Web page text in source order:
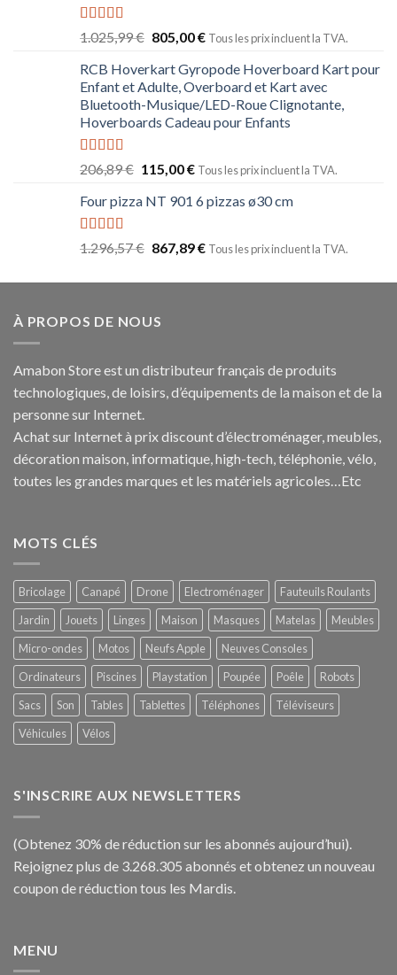
Note5.00
1.025,99€ 805,00€ Tous les prix incluent la TVA.
RCB Hoverkart Gyropode Hoverboard Kart pour
Enfant et Adulte, Overboard et Kart avec
Bluetooth-Musique/LED-Roue Clignotante,
Hoverboards Cadeau pour Enfants
Note5.00
sur 5
206,89€ 115,00€ Tous les prix incluent la TVA.
Four pizza NT 901 6 pizzas ø30 cm
Note5.00
1.296,57€ 867,89€ Tous les prix incluent la TVA.
À PROPOS DE NOUS
Amabon Store est un distributeur français de produits
technologiques, de loisirs, d’équipements de la maison et de la
personne sur Internet.
Achat sur Internet à prix discount d’électroménager, meubles,
décoration maison, informatique, high-tech, téléphonie, vélo,
toutes les grandes marques et les matériels agricoles…Etc
MOTS CLÉS
Bricolage Canapé Drone Electroménager
Fauteuils Roulants
Jardin
Jouets Linges Maison Masques Matelas
Meubles
Micro-ondes
Motos Neufs Apple
Neuves Consoles
Ordinateurs
Piscines Playstation Poupée Poêle
Robots
Sacs
Son Tables Tablettes Téléphones
Téléviseurs
Véhicules
Vélos
S'INSCRIRE AUX NEWSLETTERS
(Obtenez 30% de réduction sur les abonnés aujourd’hui).
Rejoignez plus de 3.268.305 abonnés et obtenez un nouveau
coupon de réduction tous les Mardis.
MENU